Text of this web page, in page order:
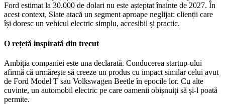
Ford estimat la 30.000 de dolari nu este așteptat înainte de 2027. În
acest context, Slate atacă un segment aproape neglijat: clienții care
își doresc un vehicul electric simplu, accesibil și practic.
O rețetă inspirată din trecut
Ambiția companiei este una declarată. Conducerea startup-ului
afirmă că urmărește să creeze un produs cu impact similar celui avut
de Ford Model T sau Volkswagen Beetle în epocile lor. Cu alte
cuvinte, un automobil electric pe care oamenii obișnuiți să și-l poată
permite.